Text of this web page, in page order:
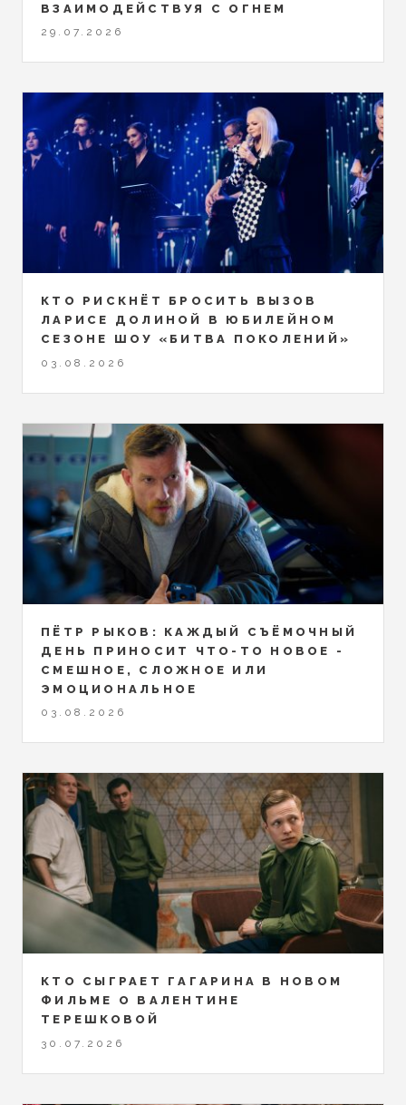
ВЗАИМОДЕЙСТВУЯ С ОГНЕМ
29.07.2026
КТО РИСКНЁТ БРОСИТЬ ВЫЗОВ
ЛАРИСЕ ДОЛИНОЙ В ЮБИЛЕЙНОМ
СЕЗОНЕ ШОУ «БИТВА ПОКОЛЕНИЙ»
03.08.2026
ПЁТР РЫКОВ: КАЖДЫЙ СЪЁМОЧНЫЙ
ДЕНЬ ПРИНОСИТ ЧТО-ТО НОВОЕ -
СМЕШНОЕ, СЛОЖНОЕ ИЛИ
ЭМОЦИОНАЛЬНОЕ
03.08.2026
КТО СЫГРАЕТ ГАГАРИНА В НОВОМ
ФИЛЬМЕ О ВАЛЕНТИНЕ
ТЕРЕШКОВОЙ
30.07.2026